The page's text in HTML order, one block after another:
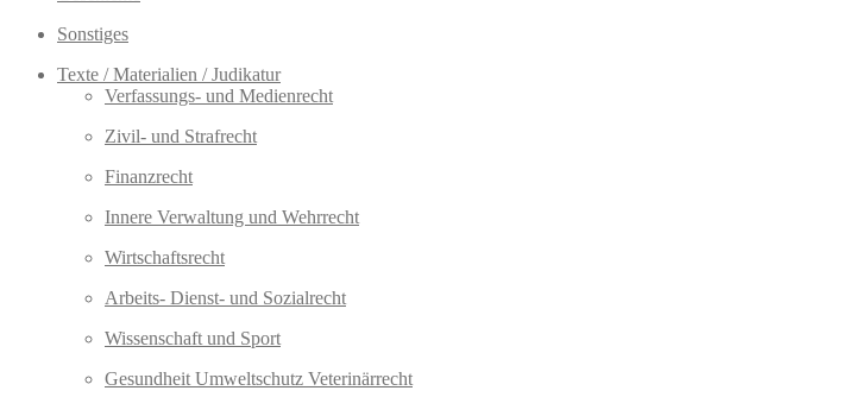
Sonstiges
Texte / Materialien / Judikatur
Verfassungs- und Medienrecht
Zivil- und Strafrecht
Finanzrecht
Innere Verwaltung und Wehrrecht
Wirtschaftsrecht
Arbeits- Dienst- und Sozialrecht
Wissenschaft und Sport
Gesundheit Umweltschutz Veterinärrecht